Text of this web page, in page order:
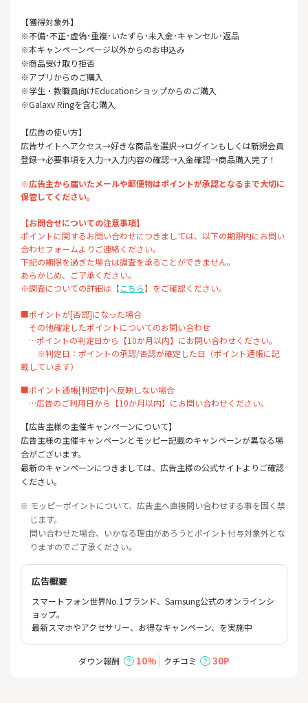
【獲得対象外】
※不備･不正･虚偽･重複･いたずら･未入金･キャンセル･返品
※本キャンペーンページ以外からのお申込み
※商品受け取り拒否
※アプリからのご購入
※学生・教職員向けEducationショップからのご購入
※Galaxv Ringを含む購入
【広告の使い方】
広告サイトへアクセス→好きな商品を選択→ログインもしくは新規会員
登録→必要事項を入力→入力内容の確認→入金確認→商品購入完了！
※広告主から届いたメールや郵便物はポイントが承認となるまで大切に
保管してください。
【お問合せについての注意事項】
ポイントに関するお問い合わせにつきましては、以下の期限内にお問い
合わせフォームよりご連絡ください。
下記の期限を過ぎた場合は調査を承ることができません。
あらかじめ、ご了承ください。
※調査についての詳細は【こちら】をご確認ください。
■ポイントが[否認]になった場合
その他確定したポイントについてのお問い合わせ
…ポイントの判定日から【10か月以内】にお問い合わせください。
※判定日：ポイントの承認/否認が確定した日（ポイント通帳に記
載しています）
■ポイント通帳[判定中]へ反映しない場合
…広告のご利用日から【10か月以内】にお問い合わせください。
【広告主様の主催キャンペーンについて】
広告主様の主催キャンペーンとモッピー記載のキャンペーンが異なる場
合がございます。
最新のキャンペーンにつきましては、広告主様の公式サイトよりご確認
ください。
※ モッピーポイントについて、広告主へ直接問い合わせする事を固く禁
じます。
問い合わせた場合、いかなる理由があろうとポイント付与対象外とな
りますのでご了承ください。
広告概要
スマートフォン世界No.1ブランド、Samsung公式のオンラインシ
ョップ。
最新スマホやアクセサリー、お得なキャンペーン、を実施中
ダウン報酬 10% クチコミ 30P